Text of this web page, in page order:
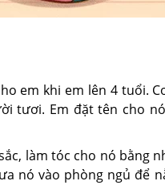
em khi em lên 4 tuổi.
tươi. Em đặt tên cho
làm tóc cho nó bằng
nó vào phòng ngủ để